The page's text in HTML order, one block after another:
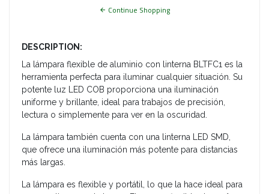
Continue Shopping
DESCRIPTION:
La lámpara flexible de aluminio con linterna BLTFC1 es la
herramienta perfecta para iluminar cualquier situación. Su
potente luz LED COB proporciona una iluminación
uniforme y brillante, ideal para trabajos de precisión,
lectura o simplemente para ver en la oscuridad.
La lámpara también cuenta con una linterna LED SMD,
que ofrece una iluminación más potente para distancias
más largas.
La lámpara es flexible y portátil, lo que la hace ideal para